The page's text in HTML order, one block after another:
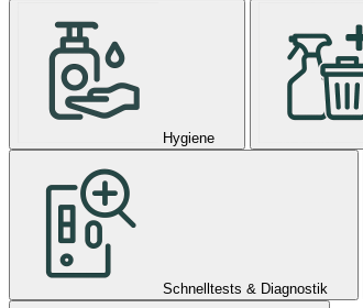
Hygiene
Schnelltests & Diagnostik